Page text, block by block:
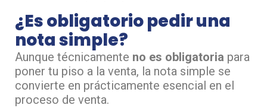
¿Es obligatorio pedir una
nota simple?
Aunque técnicamente no es obligatoria para
poner tu piso a la venta, la nota simple se
convierte en prácticamente esencial en el
proceso de venta.